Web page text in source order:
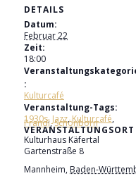
DETAILS
Datum:
Februar 22
Zeit:
18:00
:
Kulturcafé
Veranstaltung-Tags:
1930s, Jazz,Kulturcafé,
Prandl,Schönborn
VERANSTALTUNGSORT
Kulturhaus Käfertal
Gartenstraße 8
Mannheim, Baden-